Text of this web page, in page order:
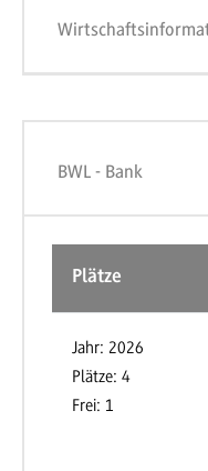
BWL - Bank
Plätze
Jahr: 2026
Plätze: 4
Frei: 1